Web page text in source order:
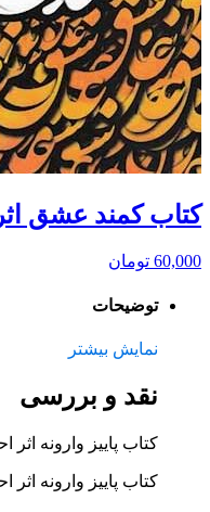
کتاب کمند عشق
60,000 تومان
توضیحات
نمایش بیشتر
نقد و بررسی
کتاب پاییز وارونه
کتاب پاییز وارونه